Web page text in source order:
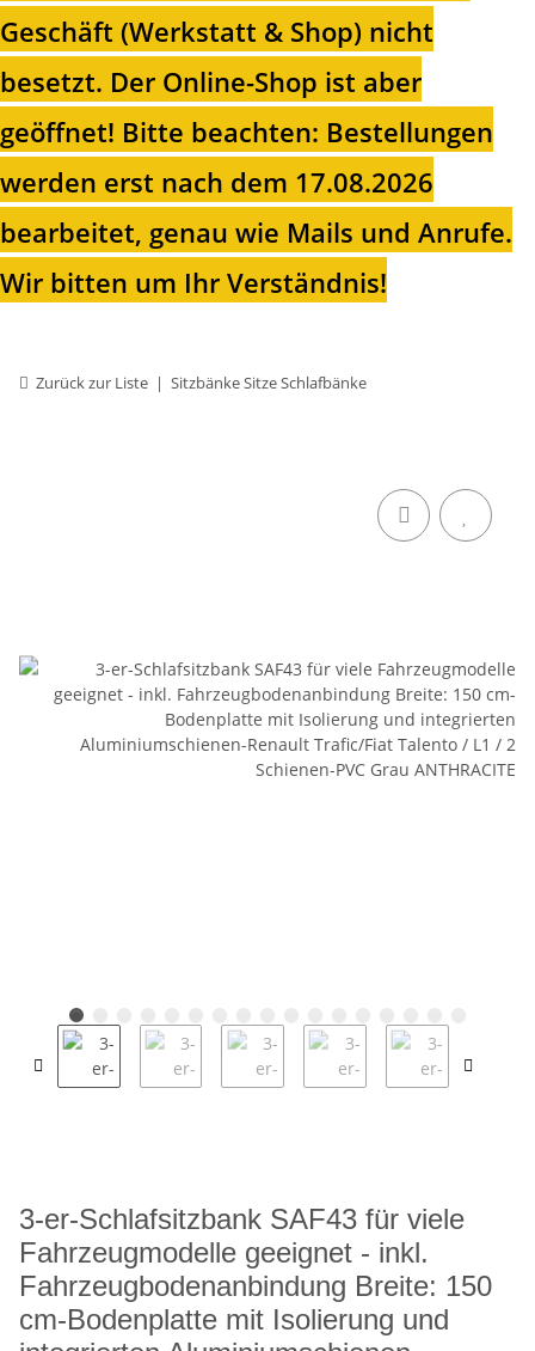
Geschäft (Werkstatt & Shop) nicht
besetzt. Der Online-Shop ist aber
geöffnet! Bitte beachten: Bestellungen
werden erst nach dem 17.08.2026
bearbeitet, genau wie Mails und Anrufe.
Wir bitten um Ihr Verständnis!
Zurück zur Liste Sitzbänke Sitze Schlafbänke
3-er-Schlafsitzbank SAF43 für viele
Fahrzeugmodelle geeignet - inkl.
Fahrzeugbodenanbindung Breite: 150
cm-Bodenplatte mit Isolierung und